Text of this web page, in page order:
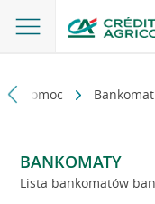
i pomoc Bankomat
BANKOMATY
Lista bankomatów